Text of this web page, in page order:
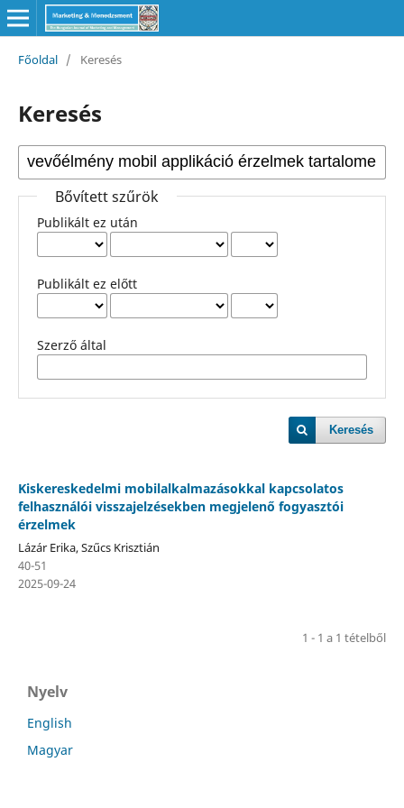
Főoldal / Keresés
Keresés
Bővített szűrök
Publikált ez után
Publikált ez előtt
Szerző által
Keresés
Kiskereskedelmi mobilalkalmazásokkal kapcsolatos
felhasználói visszajelzésekben megjelenő fogyasztói
érzelmek
Lázár Erika, Szűcs Krisztián
40-51
2025-09-24
1 - 1 a 1 tételből
Nyelv
English
Magyar